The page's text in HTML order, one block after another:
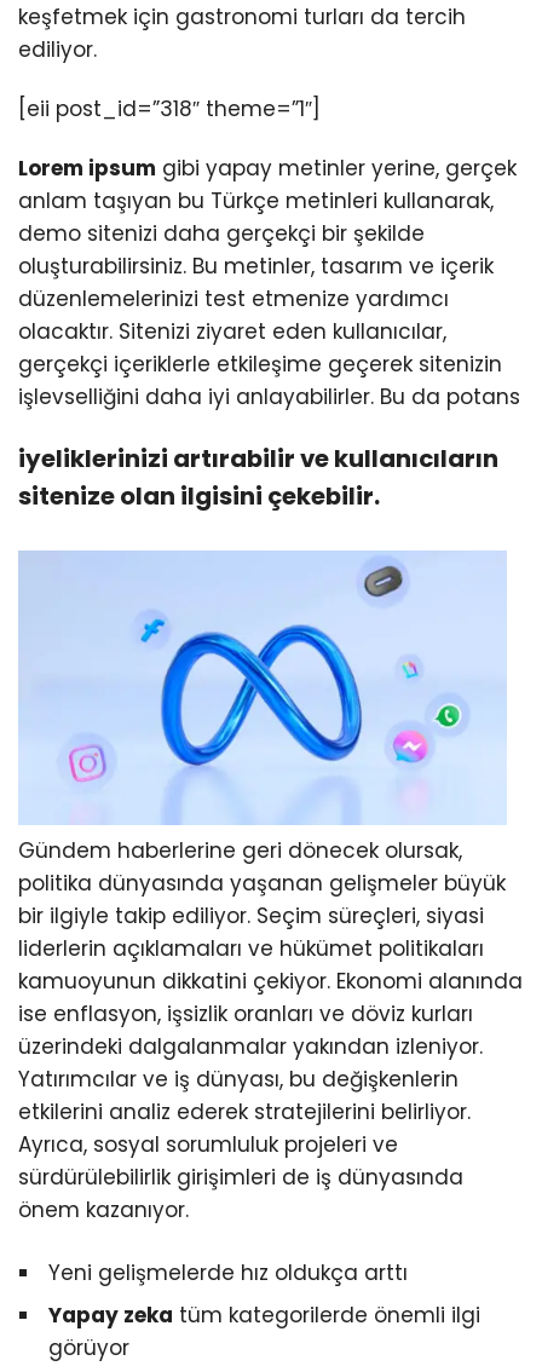
keşfetmek için gastronomi turları da tercih
ediliyor.
[eii post_id=”318″ theme=”1″]
Lorem ipsum gibi yapay metinler yerine, gerçek
anlam taşıyan bu Türkçe metinleri kullanarak,
demo sitenizi daha gerçekçi bir şekilde
oluşturabilirsiniz. Bu metinler, tasarım ve içerik
düzenlemelerinizi test etmenize yardımcı
olacaktır. Sitenizi ziyaret eden kullanıcılar,
gerçekçi içeriklerle etkileşime geçerek sitenizin
işlevselliğini daha iyi anlayabilirler. Bu da potans
iyeliklerinizi artırabilir ve kullanıcıların
sitenize olan ilgisini çekebilir.
Gündem haberlerine geri dönecek olursak,
politika dünyasında yaşanan gelişmeler büyük
bir ilgiyle takip ediliyor. Seçim süreçleri, siyasi
liderlerin açıklamaları ve hükümet politikaları
kamuoyunun dikkatini çekiyor. Ekonomi alanında
ise enflasyon, işsizlik oranları ve döviz kurları
üzerindeki dalgalanmalar yakından izleniyor.
Yatırımcılar ve iş dünyası, bu değişkenlerin
etkilerini analiz ederek stratejilerini belirliyor.
Ayrıca, sosyal sorumluluk projeleri ve
sürdürülebilirlik girişimleri de iş dünyasında
önem kazanıyor.
Yeni gelişmelerde hız oldukça arttı
Yapay zeka tüm kategorilerde önemli ilgi
görüyor